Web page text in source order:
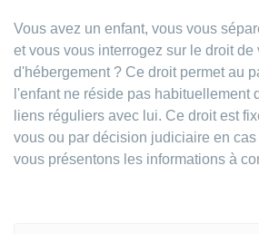
Vous avez un enfant, vous vous
et vous vous interrogez sur le droit de
d'hébergement ? Ce droit permet au
l'enfant ne réside pas habituellement
liens réguliers avec lui. Ce droit est
vous ou par décision judiciaire en
vous présentons les informations à